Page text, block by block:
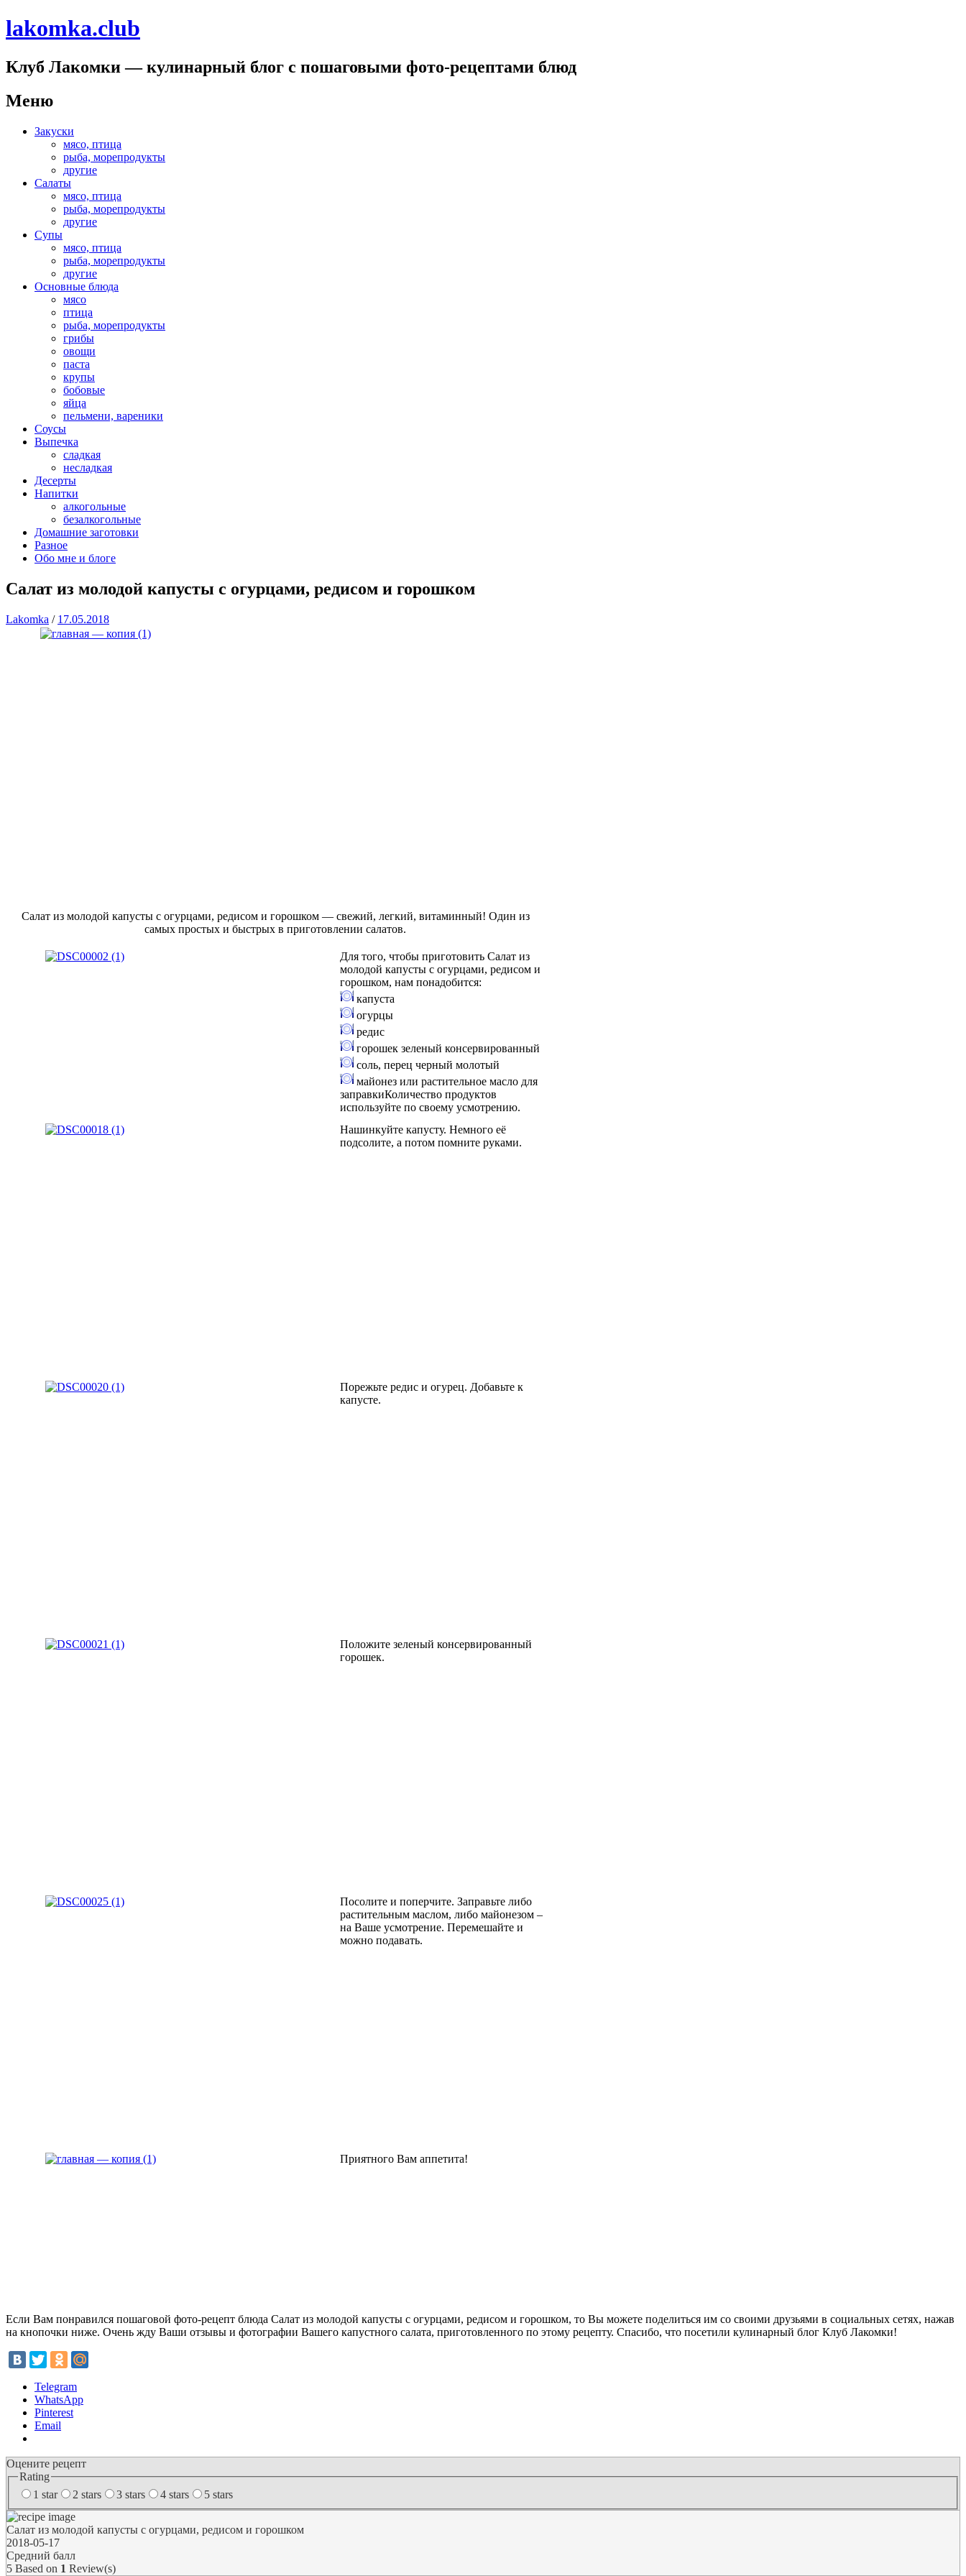
lakomka.club
Клуб Лакомки — кулинарный блог с пошаговыми фото-рецептами блюд
Меню
Перейти
содержимому
Закуски
мясо, птица
рыба, морепродукты
другие
Салаты
мясо, птица
рыба, морепродукты
другие
Супы
мясо, птица
рыба, морепродукты
другие
Основные блюда
мясо
птица
рыба, морепродукты
грибы
овощи
паста
крупы
бобовые
яйца
пельмени, вареники
Соусы
Выпечка
сладкая
несладкая
Десерты
Напитки
алкогольные
безалкогольные
Домашние заготовки
Разное
Обо мне и блоге
Салат из молодой капусты с огурцами, редисом и горошком
Lakomka / 17.05.2018
Салат из молодой капусты с огурцами, редисом и горошком — свежий, легкий, витаминный! Один из
самых простых и быстрых в приготовлении салатов.
Для того, чтобы приготовить Салат из
молодой капусты с огурцами, редисом и
горошком, нам понадобится:
капуста
огурцы
редис
горошек зеленый консервированный
соль, перец черный молотый
майонез или растительное масло для
заправкиКоличество продуктов
используйте по своему усмотрению.
Нашинкуйте капусту. Немного её
подсолите, а потом помните руками.
Порежьте редис и огурец. Добавьте к
капусте.
Положите зеленый консервированный
горошек.
Посолите и поперчите. Заправьте либо
растительным маслом, либо майонезом –
на Ваше усмотрение. Перемешайте и
можно подавать.
Приятного Вам аппетита!
Если Вам понравился пошаговой фото-рецепт блюда Салат из молодой капусты с огурцами, редисом и горошком, то Вы можете поделиться им со своими друзьями в социальных сетях, нажав
на кнопочки ниже. Очень жду Ваши отзывы и фотографии Вашего капустного салата, приготовленного по этому рецепту. Спасибо, что посетили кулинарный блог Клуб Лакомки!
Telegram
WhatsApp
Pinterest
Email
Оцените рецепт
Rating
1 star
2 stars 3 stars 4 stars 5 stars
Салат из молодой капусты с огурцами, редисом и горошком
2018-05-17
Средний балл
5 Based on 1 Review(s)